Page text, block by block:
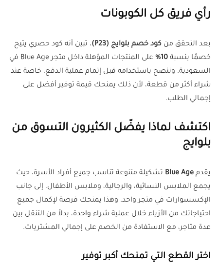
رأي فريق كل الكوبونات
بعد التحقق من كود خصم بلوايج (P23)
، تبين أنه كود حصري يتيح
خصمًا بنسبة 10%
على المنتجات المؤهلة داخل متجر Blue Age في
السعودية. وننصح باستخدامه قبل إتمام عملية الدفع، خاصة عند
شراء أكثر من قطعة، لأن ذلك يمنحك قيمة توفير أفضل على
إجمالي الطلب.
اكتشف لماذا يفضّل الكثيرون التسوق من
بلوايج
يقدم Blue Age تشكيلة متنوعة تناسب جميع أفراد الأسرة، حيث
يجمع الملابس النسائية، والرجالية، وملابس الأطفال، إلى جانب
الإكسسوارات في متجر واحد. وهذا يمنحك فرصة لإكمال جميع
احتياجاتك من الأزياء خلال عملية شراء واحدة، بدلاً من التنقل بين
عدة متاجر، مع الاستفادة من الخصم على إجمالي المشتريات.
اختر القطع التي تمنحك أكبر توفير